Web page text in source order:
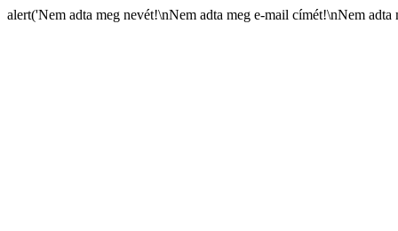
alert('Nem adta meg nevét!\nNem adta meg e-mail címét!\nNem